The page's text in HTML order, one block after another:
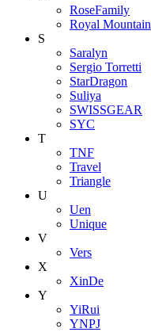
RoseFamily
Royal Mountain
S
Saralyn
Sergio Torretti
StarDragon
Suliya
SWISSGEAR
SYC
T
TNF
Travel
Triangle
U
Uen
Unique
V
Vers
X
XinDe
Y
YiRui
YNPJ